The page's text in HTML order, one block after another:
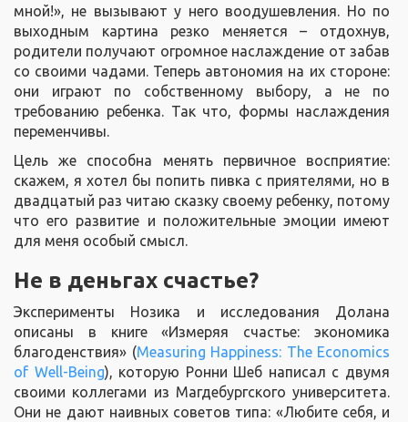
мной!», не вызывают у него воодушевления. Но по
выходным картина резко меняется – отдохнув,
родители получают огромное наслаждение от забав
со своими чадами. Теперь автономия на их стороне:
они играют по собственному выбору, а не по
требованию ребенка. Так что, формы наслаждения
переменчивы.
Цель же способна менять первичное восприятие:
скажем, я хотел бы попить пивка с приятелями, но в
двадцатый раз читаю сказку своему ребенку, потому
что его развитие и положительные эмоции имеют
для меня особый смысл.
Не в деньгах счастье?
Эксперименты Нозика и исследования Долана
описаны в книге «Измеряя счастье: экономика
благоденствия» (Measuring Happiness: The Economics
of Well-Being), которую Ронни Шеб написал с двумя
своими коллегами из Магдебургского университета.
Они не дают наивных советов типа: «Любите себя, и